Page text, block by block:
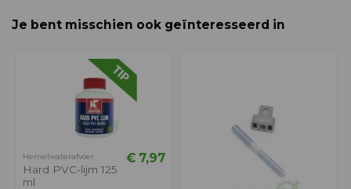
Je bent misschien ook geïnteresseerd in
Hemelwaterafvoer
Hard PVC-lijm 125
ml
€ 7,97